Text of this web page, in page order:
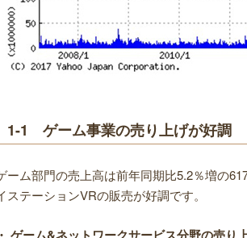
1-1 ゲーム事業の売り上げが好調
ーム部門の売上高は前年同期比5.2％増の
ステーションVRの販売が好調です。